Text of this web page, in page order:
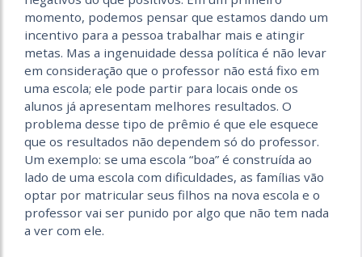
momento, podemos pensar que estamos dando um
incentivo para a pessoa trabalhar mais e atingir
metas. Mas a ingenuidade dessa política é não levar
em consideração que o professor não está fixo em
uma escola; ele pode partir para locais onde os
alunos já apresentam melhores resultados. O
problema desse tipo de prêmio é que ele esquece
que os resultados não dependem só do professor.
Um exemplo: se uma escola “boa” é construída ao
lado de uma escola com dificuldades, as famílias vão
optar por matricular seus filhos na nova escola e o
professor vai ser punido por algo que não tem nada
a ver com ele.